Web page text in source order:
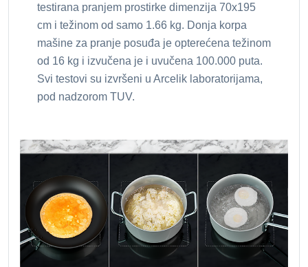
testirana pranjem prostirke dimenzija 70x195
cm i težinom od samo 1.66 kg. Donja korpa
mašine za pranje posuđa je opterećena težinom
od 16 kg i izvučena je i uvučena 100.000 puta.
Svi testovi su izvršeni u Arcelik laboratorijama,
pod nadzorom TUV.